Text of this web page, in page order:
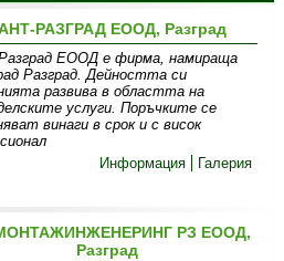
РАЗГРАД ЕООД, Разград
ЕООД е фирма, намираща
Разград. Дейността си
развива в областта на
услуги. Поръчките се
винаги в срок и с висок
Информация
Галерия
РЗ ЕООД,
Разград